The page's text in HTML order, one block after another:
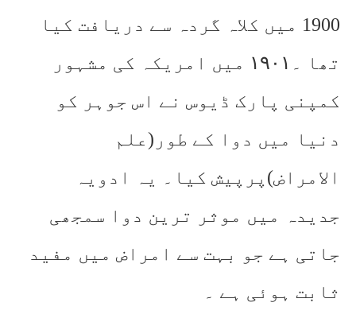
1900 میں کلاہ گردہ سے دریافت کیا
تھا ۔۱۹۰۱ میں امریکہ کی مشہور
کمپنی پارک ڈیوس نے اس جوہر کو
دنیا میں دوا کے طور(علم
الامراض)پرپیش کیا۔ یہ ادویہ
جدیدہ میں موثر ترین دوا سمجھی
جاتی ہے جو بہت سے امراض میں مفید
ثابت ہوئی ہے ۔